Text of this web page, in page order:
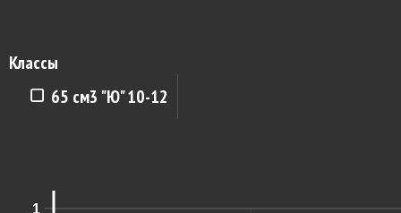
Классы
65 см3 "Ю" 10-12
1